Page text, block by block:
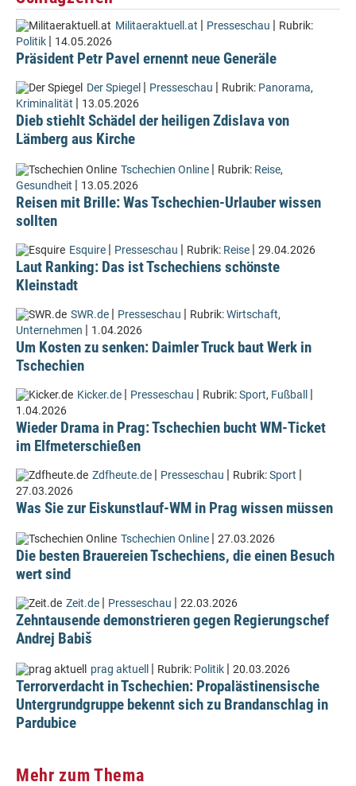
Militaeraktuell.at | Presseschau | Rubrik:
Politik | 14.05.2026
Präsident Petr Pavel ernennt neue Generäle
Der Spiegel | Presseschau | Rubrik: Panorama,
Kriminalität | 13.05.2026
Dieb stiehlt Schädel der heiligen Zdislava von
Lämberg aus Kirche
Tschechien Online | Rubrik: Reise,
Gesundheit | 13.05.2026
Reisen mit Brille: Was Tschechien-Urlauber wissen
sollten
Esquire | Presseschau | Rubrik: Reise | 29.04.2026
Laut Ranking: Das ist Tschechiens schönste
Kleinstadt
SWR.de | Presseschau | Rubrik:Wirtschaft,
Unternehmen | 1.04.2026
Um Kosten zu senken: Daimler Truck baut Werk in
Tschechien
Kicker.de | Presseschau | Rubrik:Sport, Fußball |
1.04.2026
Wieder Drama in Prag: Tschechien bucht WM-Ticket
im Elfmeterschießen
Zdfheute.de | Presseschau | Rubrik:Sport |
27.03.2026
Was Sie zur Eiskunstlauf-WM in Prag wissen müssen
Tschechien Online | 27.03.2026
Die besten Brauereien Tschechiens, die einen Besuch
wert sind
Zeit.de | Presseschau | 22.03.2026
Zehntausende demonstrieren gegen Regierungschef
Andrej Babiš
prag aktuell | Rubrik: Politik | 20.03.2026
Terrorverdacht in Tschechien: Propalästinensische
Untergrundgruppe bekennt sich zu Brandanschlag in
Pardubice
Mehr zum Thema